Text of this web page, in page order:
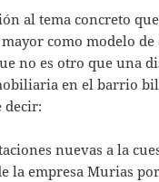
al tema concreto
como modelo de
no es otro que una
en el barrio
decir:
nuevas a la
la empresa Murias